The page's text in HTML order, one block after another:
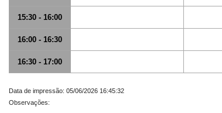
15:30 - 16:00
16:00 - 16:30
16:30 - 17:00
Data de impressão: 05/06/2026 16:45:32
Observações: